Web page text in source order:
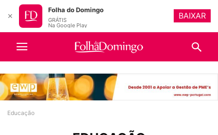
Educação
✕
Folha do Domingo
GRÁTIS
Na Google Play
BAIXAR